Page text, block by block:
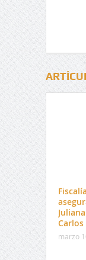
marzo